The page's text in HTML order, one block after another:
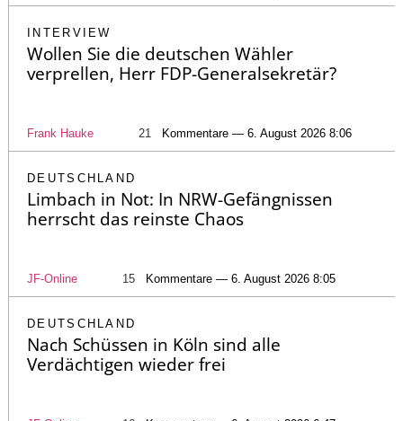
INTERVIEW
Wollen Sie die deutschen Wähler
verprellen, Herr FDP-Generalsekretär?
Frank Hauke 21 Kommentare — 6. August 2026 8:06
DEUTSCHLAND
Limbach in Not: In NRW-Gefängnissen
herrscht das reinste Chaos
JF-Online 15 Kommentare — 6. August 2026 8:05
DEUTSCHLAND
Nach Schüssen in Köln sind alle
Verdächtigen wieder frei